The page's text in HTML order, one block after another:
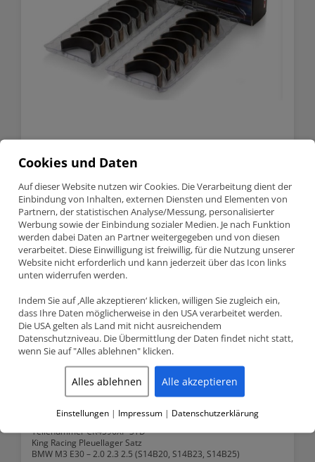
BMW M3 E30 S14 King Racing
Pleullager Satz
Available on backorder
BMW
M3
E30
S14
King
Pleullager
Satz
quantity
Anfragen
SKU:CR4596XP-STD
Description
Description
BMW M3 E30 S14 KING RACING PLEULLAGER
SATZ
Teilenummer CR4596XP-STD
King Racing Pleuellager Satz
BMW M3 E30 – 2.0 2.3 2.5 (S14B20, S14B23, S14B25)
Cookies und Daten
Auf dieser Website nutzen wir Cookies. Die Verarbeitung dient der
Einbindung von Inhalten, externen Diensten und Elementen von
Partnern, der statistischen Analyse/Messung, personalisierter
Werbung sowie der Einbindung sozialer Medien. Je nach Funktion
werden dabei Daten an Partner weitergegeben und von diesen
verarbeitet. Diese Einwilligung ist freiwillig, für die Nutzung unserer
Website nicht erforderlich und kann jederzeit über das Icon links
unten widerrufen werden.
Indem Sie auf ‚Alle akzeptieren‘ klicken, willigen Sie zugleich ein,
dass Ihre Daten möglicherweise in den USA verarbeitet werden.
Die USA gelten als Land mit nicht ausreichendem
Datenschutzniveau. Die Übermittlung der Daten findet nicht statt,
wenn Sie auf "Alles ablehnen" klicken.
Alles ablehnen Alle akzeptieren
Einstellungen | Impressum | Datenschutzerklärung